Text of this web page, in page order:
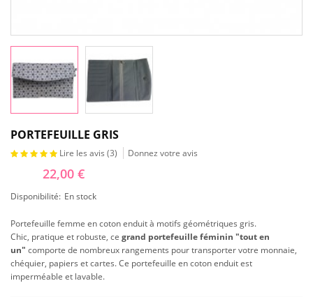
PORTEFEUILLE GRIS
Lire les avis (3) Donnez votre avis
22,00 €
Disponibilité: En stock
Portefeuille femme en coton enduit à motifs géométriques gris.
Chic, pratique et robuste, ce grand portefeuille féminin "tout en
un" comporte de nombreux rangements pour transporter votre monnaie,
chéquier, papiers et cartes. Ce portefeuille en coton enduit est
imperméable et lavable.